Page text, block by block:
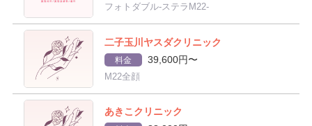
フォトダブル-ステラM22-
二子玉川ヤスダクリニック
料金 39,600円〜
M22全顔
あきこクリニック